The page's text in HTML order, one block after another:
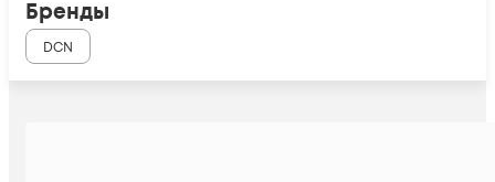
Бренды
DCN